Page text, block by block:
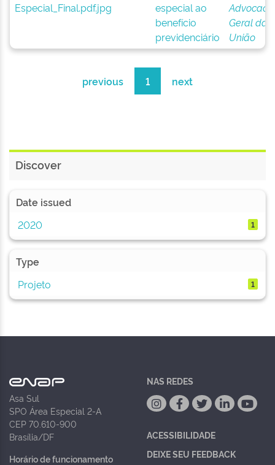
especial ao
benefício
previdenciário
Geral da
União
previous 1 next
Discover
Date issued
2020
1
Type
Projeto
1
Asa Sul
SPO Área Especial 2-A
CEP 70.610-900
Brasília/DF
Horário de funcionamento
NAS REDES
ACESSIBILIDADE
DEIXE SEU FEEDBACK